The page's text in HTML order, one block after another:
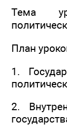
Тема
План
1.
2.